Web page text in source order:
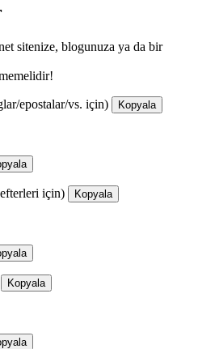
sitenize, blogunuza ya da bir
epostalar/vs. için) Kopyala
için) Kopyala
Kopyala